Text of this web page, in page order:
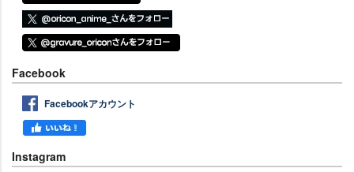
Facebook
Facebookアカウント
Instagram